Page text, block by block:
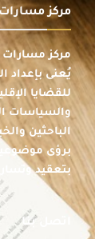
مركز مسارات
مركز مسارات
يُعنى بإعداد
للقضايا
والسياسات
الباحثين
برؤى
بتعقيد
اتصل بنا